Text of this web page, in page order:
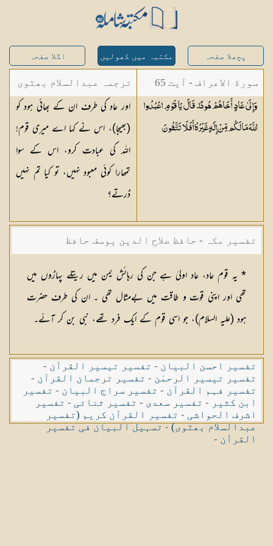
پچھلا صفحہ مکتبہ میں کھولیں اگلا صفحہ
سورة الاعراف - آیت 65
وَإِلَىٰ عَادٍ أَخَاهُمْ هُودًا ۗ قَالَ يَا قَوْمِ اعْبُدُوا
اللَّهَ مَا لَكُم مِّنْ إِلَٰهٍ غَيْرُهُ ۚ أَفَلَاتَتَّقُونَ
ترجمہ عبدالسلام بھٹوی
- عبدالسلام بن محمد
اور عاد کی طرف ان کے بھائی ہود کو
(بھیجا)، اس نے کہا اے میری قوم!
اللہ کی عبادت کرو، اس کے سوا
تمھارا کوئی معبود نہیں، تو کیا تم نہیں
ڈرتے؟
تفسیر مکہ - حافظ صلاح الدین یوسف حافظ
* یہ قوم عاد، عاد اولیٰ ہے جن کی رہائش یمن میں ریتلے پہاڑوں میں
تھی اور اپنی قوت و طاقت میں بےمثال تھی ۔ ان کی طرف حضرت
ہود (عليہ السلام)، جو اسی قوم کے ایک فرد تھے، نبی بن کر آئے۔
تفسیر احسن البیان - تفسیر تیسیر القرآن -
تفسیر تیسیر الرحمٰن - تفسیر ترجمان القرآن -
تفسیر فہم القرآن - تفسیر سراج البیان - تفسیر
ابن کثیر - تفسیر سعدی - تفسیر ثنائی - تفسیر
اشرف الحواشی - تفسیر القرآن کریم (تفسیر
عبدالسلام بھٹوی)-تسہیل البیان فی تفسیر
القرآن -